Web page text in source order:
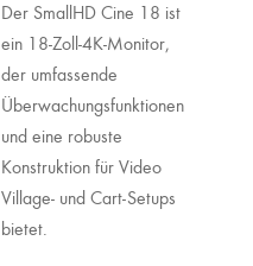
Der SmallHD Cine 18 ist
ein 18-Zoll-4K-Monitor,
der umfassende
Überwachungsfunktionen
und eine robuste
Konstruktion für Video
Village- und Cart-Setups
bietet.